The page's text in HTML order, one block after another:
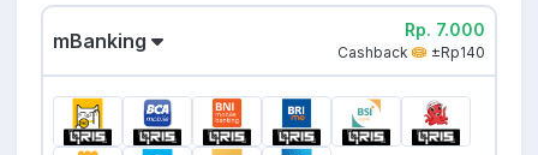
mBanking Rp. 7.000
Cashback ±Rp140